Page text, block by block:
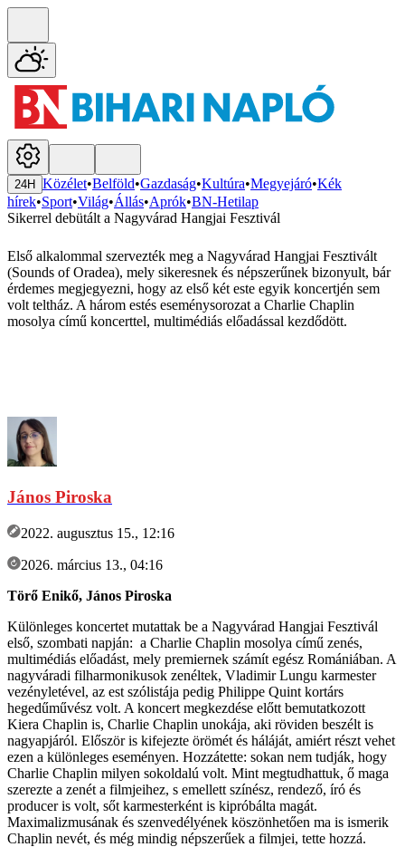
24H Közélet•Belföld•Gazdaság•Kultúra•Megyejáró•Kék
hírek•Sport•Világ•Állás•Aprók•BN-Hetilap
Sikerrel debütált a Nagyvárad Hangjai Fesztivál
Első alkalommal szervezték meg a Nagyvárad Hangjai Fesztivált
(Sounds of Oradea), mely sikeresnek és népszerűnek bizonyult, bár
érdemes megjegyezni, hogy az első két este egyik koncertjén sem
volt teltház. A három estés eseménysorozat a Charlie Chaplin
mosolya című koncerttel, multimédiás előadással kezdődött.
János Piroska
2022. augusztus 15., 12:16
2026. március 13., 04:16
Törő Enikő, János Piroska
Különleges koncertet mutattak be a Nagyvárad Hangjai Fesztivál
első, szombati napján: a Charlie Chaplin mosolya című zenés,
multimédiás előadást, mely premiernek számít egész Romániában. A
nagyváradi filharmonikusok zenéltek, Vladimir Lungu karmester
vezényletével, az est szólistája pedig Philippe Quint kortárs
hegedűművész volt. A koncert megkezdése előtt bemutatkozott
Kiera Chaplin is, Charlie Chaplin unokája, aki röviden beszélt is
nagyapjáról. Először is kifejezte örömét és háláját, amiért részt vehet
ezen a különleges eseményen. Hozzátette: sokan nem tudják, hogy
Charlie Chaplin milyen sokoldalú volt. Mint megtudhattuk, ő maga
szerezte a zenét a filmjeihez, s emellett színész, rendező, író és
producer is volt, sőt karmesterként is kipróbálta magát.
Maximalizmusának és szenvedélyének köszönhetően ma is ismerik
Chaplin nevét, és még mindig népszerűek a filmjei, tette hozzá.